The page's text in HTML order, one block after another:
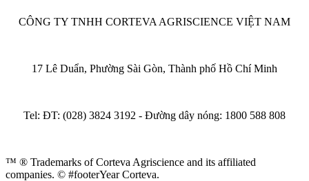
CÔNG TY TNHH CORTEVA AGRISCIENCE VIỆT NAM
17 Lê Duẩn, Phường Sài Gòn, Thành phố Hồ Chí Minh
Tel: ĐT: (028) 3824 3192 - Đường dây nóng: 1800 588 808
™ ® Trademarks of Corteva Agriscience and its affiliated
companies. © #footerYear Corteva.